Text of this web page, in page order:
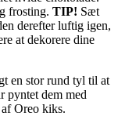
frosting. TIP! Sæt
derefter luftig igen,
at dekorere dine
en stor rund tyl til at
pyntet dem med
Oreo kiks.